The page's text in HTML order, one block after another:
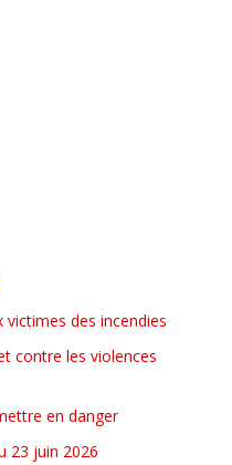
des incendies
contre les violences
en danger
23 juin 2026